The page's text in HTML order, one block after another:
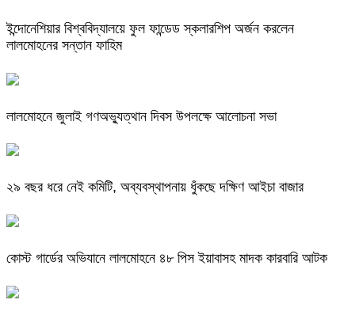
ইন্দোনেশিয়ার বিশ্ববিদ্যালয়ে ফুল ফান্ডেড স্কলারশিপ অর্জন করলেন
লালমোহনের সন্তান ফাহিম
লালমোহনে জুলাই গণঅভ্যুত্থান দিবস উপলক্ষে আলোচনা সভা
২৯ বছর ধরে নেই কমিটি, অব্যবস্থাপনায় ধুঁকছে দক্ষিণ আইচা বাজার
কোস্ট গার্ডের অভিযানে লালমোহনে ৪৮ পিস ইয়াবাসহ মাদক কারবারি আটক